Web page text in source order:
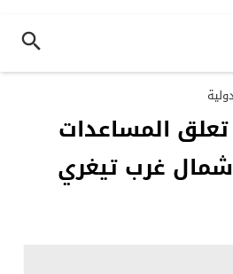
تعلق المساعدات
شمال غرب تيغري